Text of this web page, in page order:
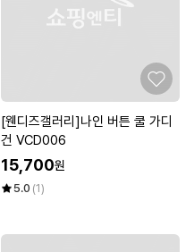
[웬디즈갤러리]나인 버튼 쿨 가디
건 VCD006
15,700원
5.0 (1)